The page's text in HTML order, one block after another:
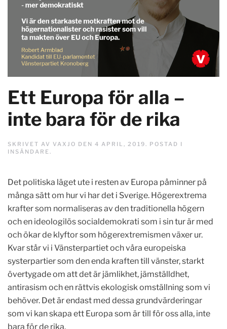
Ett Europa för alla –
inte bara för de rika
SKRIVET AV VAXJO DEN 4 APRIL, 2019. POSTAD I
INSÄNDARE.
Det politiska läget ute i resten av Europa påminner på
många sätt om hur vi har det i Sverige. Högerextrema
krafter som normaliseras av den traditionella högern
och en ideologilös socialdemokrati som i sin tur är med
och ökar de klyftor som högerextremismen växer ur.
Kvar står vi i Vänsterpartiet och våra europeiska
systerpartier som den enda kraften till vänster, starkt
övertygade om att det är jämlikhet, jämställdhet,
antirasism och en rättvis ekologisk omställning som vi
behöver. Det är endast med dessa grundvärderingar
som vi kan skapa ett Europa som är till för oss alla, inte
bara för de rika.